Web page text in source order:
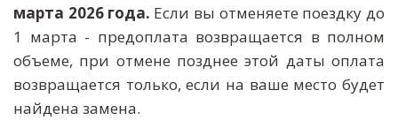
марта 2026 года. Если вы отменяете поездку до
1 марта - предоплата возвращается в полном
объеме, при отмене позднее этой даты оплата
возвращается только, если на ваше место будет
найдена замена.